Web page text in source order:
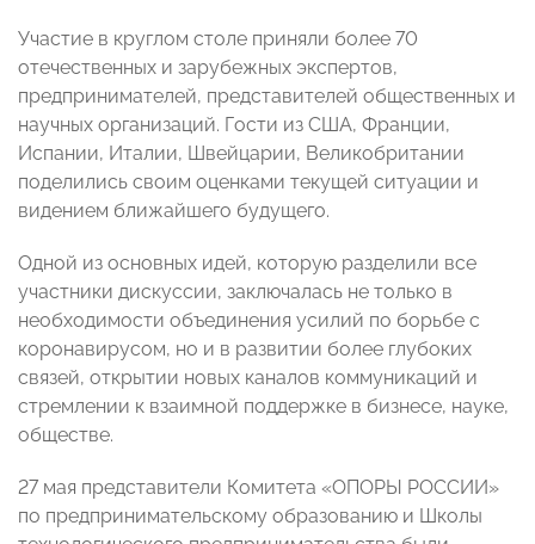
Участие в круглом столе приняли более 70
отечественных и зарубежных экспертов,
предпринимателей, представителей общественных и
научных организаций. Гости из США, Франции,
Испании, Италии, Швейцарии, Великобритании
поделились своим оценками текущей ситуации и
видением ближайшего будущего.
Одной из основных идей, которую разделили все
участники дискуссии, заключалась не только в
необходимости объединения усилий по борьбе с
коронавирусом, но и в развитии более глубоких
связей, открытии новых каналов коммуникаций и
стремлении к взаимной поддержке в бизнесе, науке,
обществе.
27 мая представители Комитета «ОПОРЫ РОССИИ»
по предпринимательскому образованию и Школы